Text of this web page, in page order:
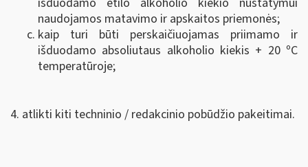
naudojamos matavimo ir apskaitos priemonės;
kaip turi būti perskaičiuojamas priimamo ir
išduodamo absoliutaus alkoholio kiekis + 20 ºC
temperatūroje;
4. atlikti kiti techninio / redakcinio pobūdžio pakeitimai.